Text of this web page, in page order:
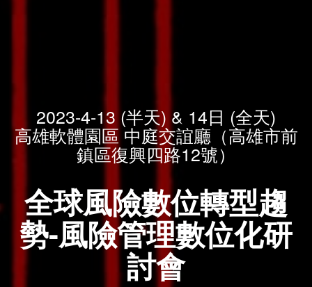
2023-4-13 (半天) & 14日 (全天)
高雄軟體園區 中庭交誼廳（高雄市前
鎮區復興四路12號）
全球風險數位轉型趨
勢-風險管理數位化研
討會